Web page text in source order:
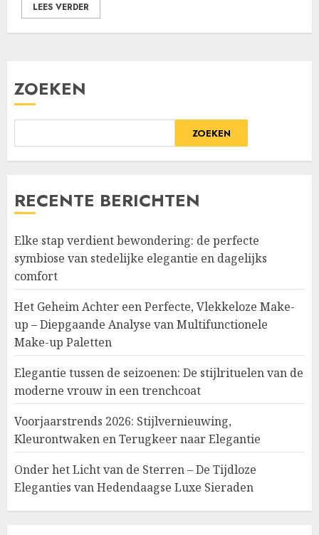
LEES VERDER
ZOEKEN
ZOEKEN
RECENTE BERICHTEN
Elke stap verdient bewondering: de perfecte
symbiose van stedelijke elegantie en dagelijks
comfort
Het Geheim Achter een Perfecte, Vlekkeloze Make-
up – Diepgaande Analyse van Multifunctionele
Make-up Paletten
Elegantie tussen de seizoenen: De stijlrituelen van de
moderne vrouw in een trenchcoat
Voorjaarstrends 2026: Stijlvernieuwing,
Kleurontwaken en Terugkeer naar Elegantie
Onder het Licht van de Sterren – De Tijdloze
Eleganties van Hedendaagse Luxe Sieraden